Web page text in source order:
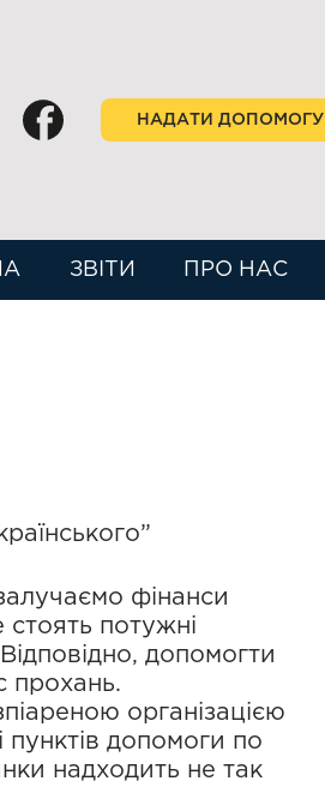
НАДАТИ ДОПОМОГУ
ЗВІТИ ПРО НАС
фінанси
стоять потужні
допомогти
прохань.
організацією
допомоги по
надходить не так